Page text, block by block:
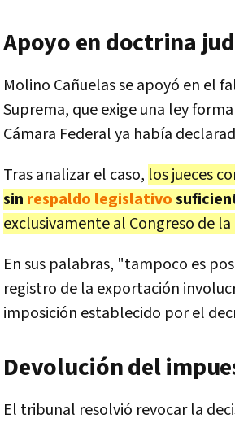
Apoyo en doctrina
Molino Cañuelas se apoyó en el
Suprema, que exige una ley
Cámara Federal ya había
Tras analizar el caso, los jueces
sin respaldo legislativo
exclusivamente al Congreso de la
En sus palabras, "tampoco es
registro de la exportación
imposición establecido por el
Devolución del
El tribunal resolvió revocar la